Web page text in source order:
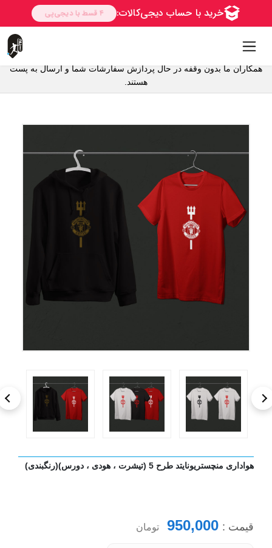
همکاران ما بدون وقفه در حال پردازش سفارشات شما و ارسال به پست
هستند.
هواداری منچستریونایتد طرح 5 (تیشرت ، هودی ، دورس)(رنگبندی)
قیمت : 950,000 تومان